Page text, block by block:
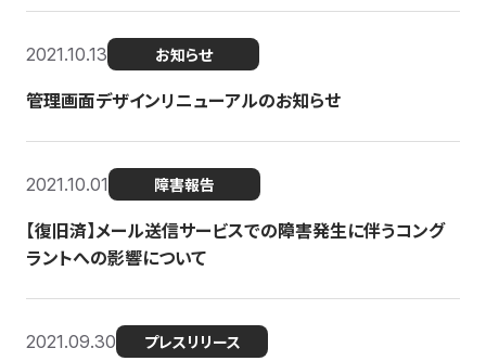
2021.10.13 お知らせ
管理画面デザインリニューアルのお知らせ
2021.10.01 障害報告
【復旧済】メール送信サービスでの障害発生に伴うコング
ラントへの影響について
2021.09.30 プレスリリース